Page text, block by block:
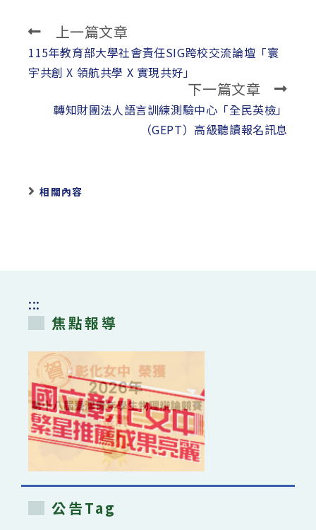
Read
more
articles
上一篇文章
115年教育部大學社會責任SIG跨校交流論壇「寰
宇共創 X 領航共學 X 實現共好」
下一篇文章
轉知財團法人語言訓練測驗中心「全民英檢」
（GEPT）高級聽讀報名訊息
相關內容
:::
焦點報導
公告Tag